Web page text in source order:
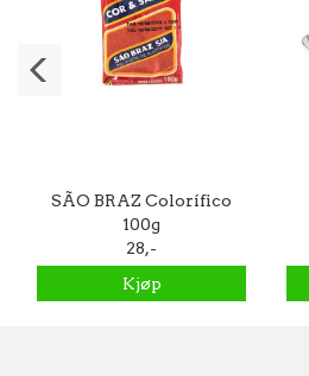
SÃO BRAZ Colorífico
100g
28,-
Kjøp